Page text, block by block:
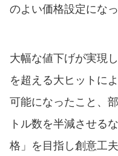
のよい価格設定になっ
大幅な値下げが実現
を超える大ヒットに
可能になったこと、
トル数を半減させる
格」を目指し創意工